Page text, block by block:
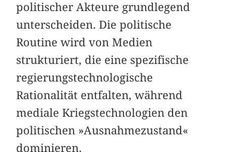
politischer Akteure grundlegend
unterscheiden. Die politische
Routine wird von Medien
strukturiert, die eine spezifische
regierungstechnologische
Rationalität entfalten, während
mediale Kriegstechnologien den
politischen »Ausnahmezustand«
dominieren.